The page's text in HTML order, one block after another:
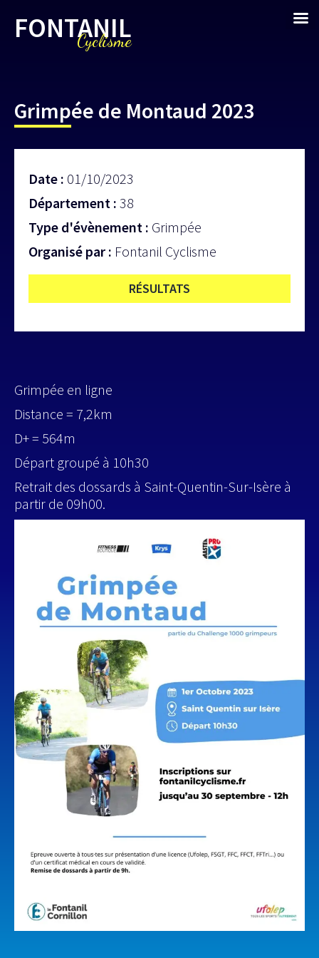
FONTANIL
Cyclisme
Grimpée de Montaud 2023
Date : 01/10/2023
Département : 38
Type d'évènement : Grimpée
Organisé par : Fontanil Cyclisme
RÉSULTATS
Grimpée en ligne
Distance = 7,2km
D+ = 564m
Départ groupé à 10h30
Retrait des dossards à Saint-Quentin-Sur-Isère à
partir de 09h00.